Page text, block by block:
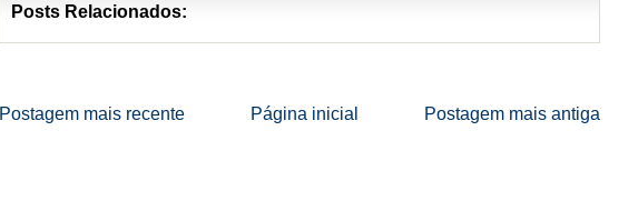
Posts Relacionados:
Postagem mais recente Postagem mais antiga
Página inicial